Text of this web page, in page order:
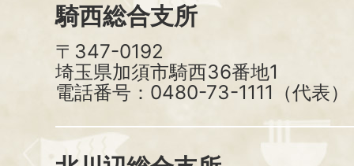
騎西総合支所
〒347-0192
埼玉県加須市騎西36番地1
電話番号：0480-73-1111（代表）